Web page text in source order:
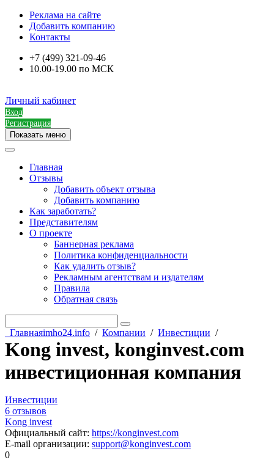
Реклама на сайте
Добавить компанию
Контакты
+7 (499) 321-09-46
10.00-19.00 по МСК
Личный кабинет
Вход
Регистрация
Показать меню
Главная
Отзывы
Добавить объект отзыва
Добавить компанию
Как заработать?
Представителям
О проекте
Баннерная реклама
Политика конфиденциальности
Как удалить отзыв?
Рекламным агентствам и издателям
Правила
Обратная связь
Главнаяimho24.info / Компании / Инвестиции /
Kong invest, konginvest.com
инвестиционная компания
Инвестиции
6 отзывов
Kong invest
Официальный сайт: https://konginvest.com
E-mail организации: support@konginvest.com
0